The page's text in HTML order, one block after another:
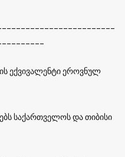
ექვივალენტი ეროვნულ
საქართველოს და თიბისი